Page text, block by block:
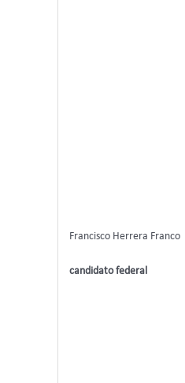
Francisco Herrera Franco
candidato federal